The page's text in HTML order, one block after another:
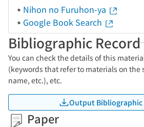
Nihon no Furuhon-ya
Google Book Search
Bibliographic Record
You can check the details of this
(keywords that refer to materials on the
name, etc.), etc.
Output Bibliographic
Paper